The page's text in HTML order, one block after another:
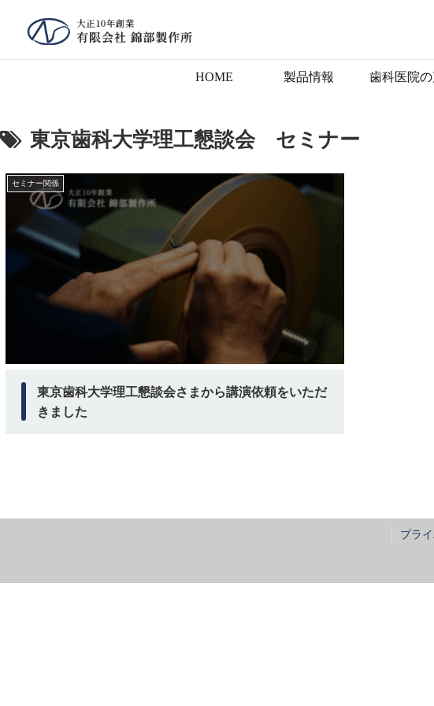
HOME 製品情報 歯科医院
東京歯科大学理工懇談会 セミナー
セミナー関係
東京歯科大学理工懇談会さまから講演依頼をいただ
きました
プラ